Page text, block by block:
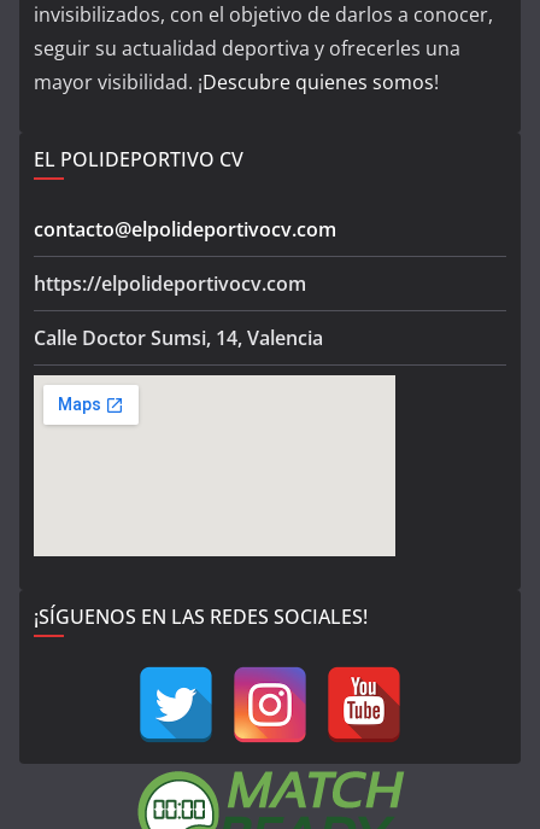
invisibilizados, con el objetivo de darlos a conocer,
seguir su actualidad deportiva y ofrecerles una
mayor visibilidad. ¡Descubre quienes somos!
EL POLIDEPORTIVO CV
contacto@elpolideportivocv.com
https://elpolideportivocv.com
Calle Doctor Sumsi, 14, Valencia
¡SÍGUENOS EN LAS REDES SOCIALES!